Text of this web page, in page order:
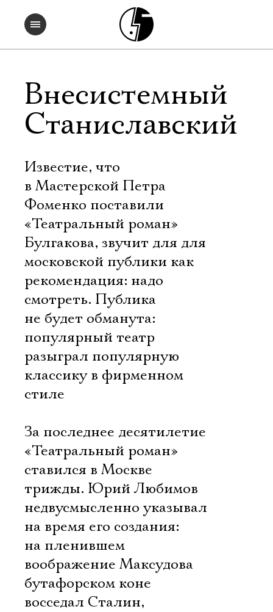
Внесистемный
Станиславский
Известие, что
в Мастерской Петра
Фоменко поставили
«Театральный роман»
Булгакова, звучит для для
московской публики как
рекомендация: надо
смотреть. Публика
не будет обманута:
популярный театр
разыграл популярную
классику в фирменном
стиле
За последнее десятилетие
«Театральный роман»
ставился в Москве
трижды. Юрий Любимов
недвусмысленно указывал
на время его создания:
на пленившем
воображение Максудова
бутафорском коне
восседал Сталин,